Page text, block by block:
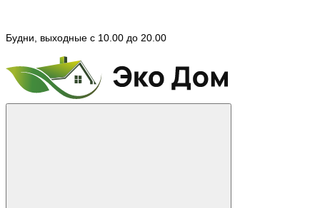
Будни, выходные с 10.00 до 20.00